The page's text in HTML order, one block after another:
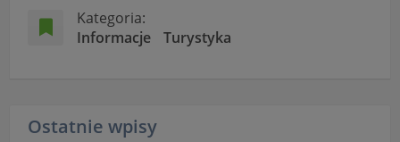
Kategoria:
Informacje
Turystyka
Ostatnie wpisy
"Nasza szkoła" > "Bezpieczeństwo"